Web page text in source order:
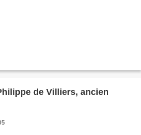
de Villiers, ancien